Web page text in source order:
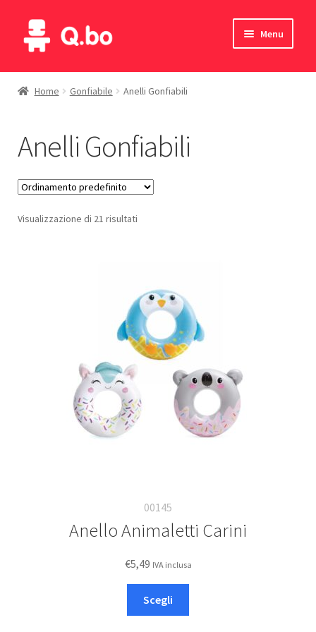
Vai
alla
Vai
al
Menu
Home
Prodotti
Catalogo
Contatti
Home Gonfiabile Anelli Gonfiabili
Anelli Gonfiabili
Visualizzazione di 21 risultati
00145
Anello Animaletti Carini
€5,49 IVA inclusa
Scegli